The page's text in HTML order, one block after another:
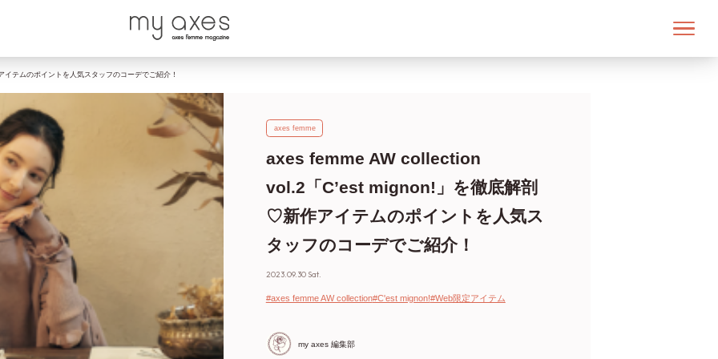
テムのポイントを人気スタッフのコーデでご紹介！
axes femme
axes femme AW collection
vol.2「C’est mignon!」を徹底解剖
♡新作アイテムのポイントを人気ス
タッフのコーデでご紹介！
2023.09.30 Sat.
#axes femme AW collection#C'est mignon!#Web限定アイテム
my axes 編集部